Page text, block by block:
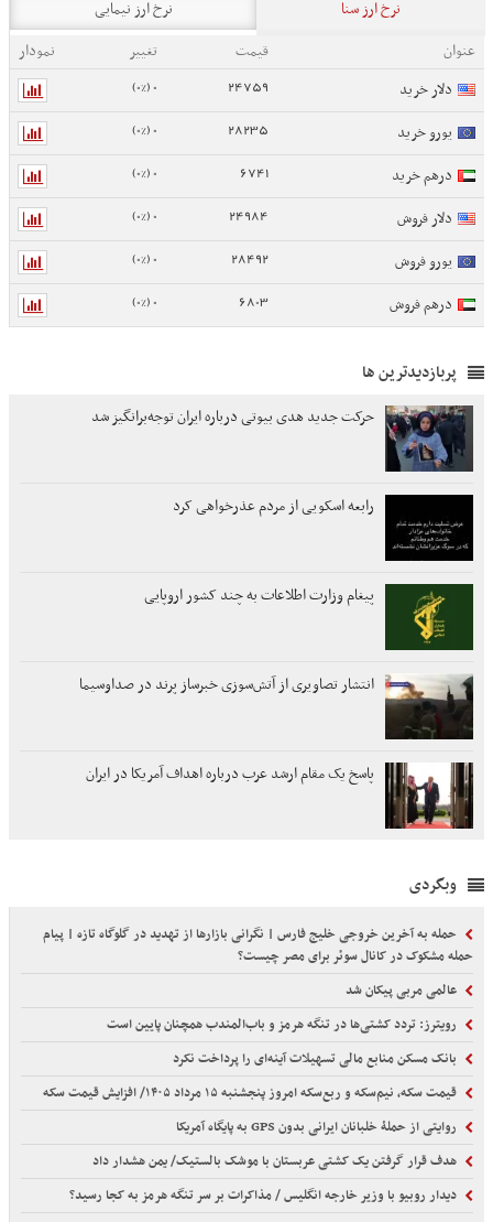
نرخ ارز سنا
نرخ ارز نیمایی
عنوان
قیمت تغییر
نمودار
دلار خرید
24759
0 (0%)
یورو خرید 28235
0 (0%)
درهم خرید 6741
0 (0%)
دلار فروش 24984
0 (0%)
یورو فروش 28492
0 (0%)
درهم فروش 6803
0 (0%)
پربازدیدترین ها
حرکت جدید هدی بیوتی درباره ایران توجه‌برانگیز شد
رابعه اسکویی از مردم عذرخواهی کرد
پیغام وزارت اطلاعات به چند کشور اروپایی
انتشار تصاویری از آتش‌سوزی خبرساز پرند در صداوسیما
پاسخ یک مقام ارشد عرب درباره اهداف آمریکا در ایران
وبگردی
حمله به آخرین خروجی خلیج فارس | نگرانی بازارها از تهدید در گلوگاه تازه | پیام
حمله مشکوک در کانال سوئر برای مصر چیست؟
عالمی مربی پیکان شد
رویترز: تردد کشتی‌ها در تنگه هرمز و باب‌المندب همچنان پایین است
بانک مسکن منابع مالی تسهیلات آینه‌‌ای را پرداخت نکرد
قیمت سکه، نیم‌سکه و ربع‌سکه امروز پنجشنبه ۱۵ مرداد ۱۴۰۵/ افزایش قیمت سکه
روایتی از حملۀ خلبانان ایرانی بدون GPS به پایگاه آمریکا
هدف قرار گرفتن یک کشتی عربستان با موشک بالستیک/ یمن هشدار داد
دیدار روبیو با وزیر خارجه انگلیس / مذاکرات بر سر تنگه هرمز به کجا رسید؟